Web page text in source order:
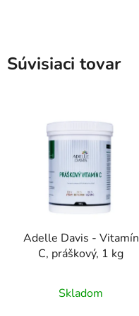
Súvisiaci tovar
Adelle Davis - Vitamín
C, práškový, 1 kg
Skladom